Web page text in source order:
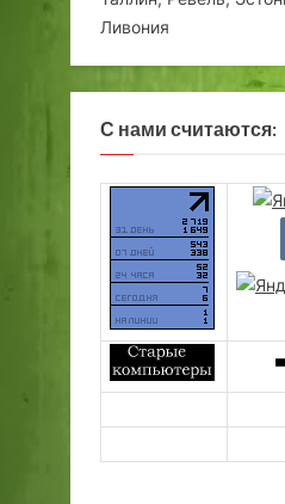
Ливония
С нами считаются: